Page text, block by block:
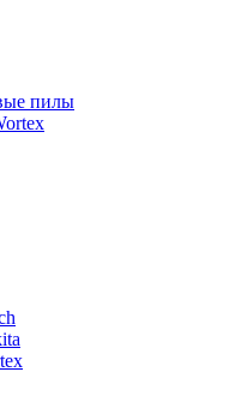
пилы